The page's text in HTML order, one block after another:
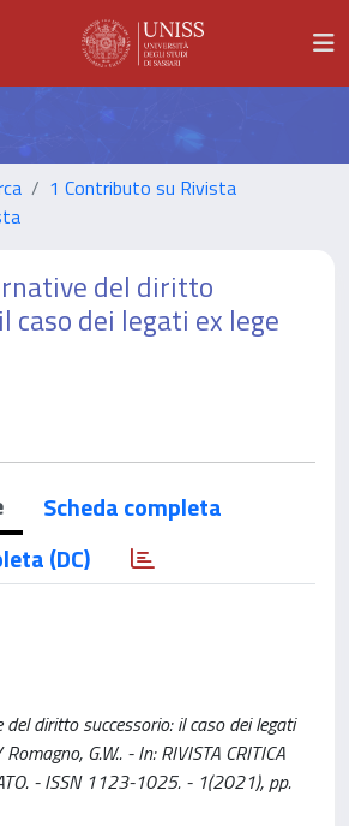
1 Contributo su Rivista
del diritto
caso dei legati ex lege
Scheda completa
(DC)
diritto successorio: il caso dei legati
G.W.. - In: RIVISTA CRITICA
- ISSN 1123-1025. - 1(2021), pp.